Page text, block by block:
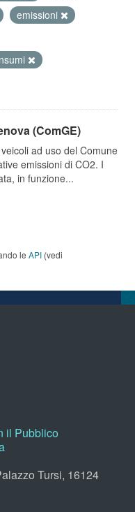
emissioni
(ComGE)
ad uso del Comune
emissioni di CO2. I
in funzione...
le API (vedi
il Pubblico
Tursi, 16124